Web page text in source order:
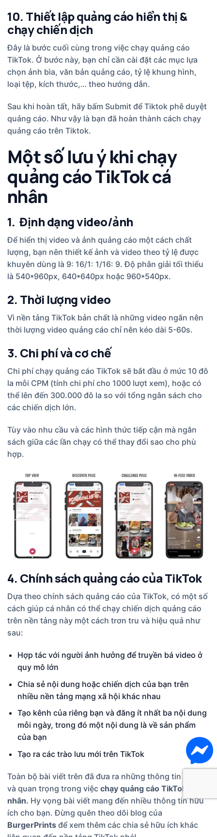
10. Thiết lập quảng cáo hiển thị &
chạy chiến dịch
Đây là bước cuối cùng trong việc chạy quảng cáo
TikTok. Ở bước này, bạn chỉ cần cài đặt các mục lựa
chọn ảnh bìa, văn bản quảng cáo, tỷ lệ khung hình,
loại tệp, kích thước,… theo hướng dẫn.
Sau khi hoàn tất, hãy bấm Submit để Tiktok phê duyệt
quảng cáo. Như vậy là bạn đã hoàn thành cách chạy
quảng cáo trên Tiktok.
Một số lưu ý khi chạy
quảng cáo TikTok cá
nhân
1. Định dạng video/ảnh
Để hiển thị video và ảnh quảng cáo một cách chất
lượng, bạn nên thiết kế ảnh và video theo tỷ lệ được
khuyên dùng là 9: 16/1: 1/16: 9. Độ phân giải tối thiểu
là 540*960px, 640*640px hoặc 960*540px.
2. Thời lượng video
Vì nền tảng TikTok bản chất là những video ngắn nên
thời lượng video quảng cáo chỉ nên kéo dài 5-60s.
3. Chi phí và cơ chế
Chi phí chạy quảng cáo TikTok sẽ bắt đầu ở mức 10 đô
la mỗi CPM (tính chi phí cho 1000 lượt xem), hoặc có
thể lên đến 300.000 đô la so với tổng ngân sách cho
các chiến dịch lớn.
Tùy vào nhu cầu và các hình thức tiếp cận mà ngân
sách giữa các lần chạy có thể thay đổi sao cho phù
hợp.
4. Chính sách quảng cáo của TikTok
Dựa theo chính sách quảng cáo của TikTok, có một số
cách giúp cá nhân có thể chạy chiến dịch quảng cáo
trên nền tảng này một cách trơn tru và hiệu quả như
sau:
Hợp tác với người ảnh hưởng để truyền bá video ở
quy mô lớn
Chia sẻ nội dung hoặc chiến dịch của bạn trên
nhiều nền tảng mạng xã hội khác nhau
Tạo kênh của riêng bạn và đăng ít nhất ba nội dung
mỗi ngày, trong đó một nội dung là về sản phẩm
của bạn
Tạo ra các trào lưu mới trên TikTok
Toàn bộ bài viết trên đã đưa ra những thông tin cơ bản
và quan trọng trong việc chạy quảng cáo TikTok cá
nhân. Hy vọng bài viết mang đến nhiều thông tin hữu
ích cho bạn. Đừng quên theo dõi blog của
BurgerPrints để xem thêm các chia sẻ hữu ích khác